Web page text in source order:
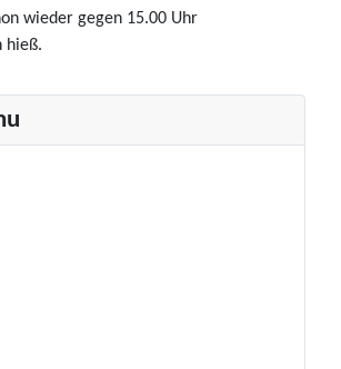
wieder gegen 15.00 Uhr
hieß.